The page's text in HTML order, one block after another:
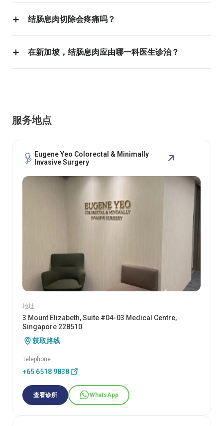
结肠息肉切除会疼痛吗？
在新加坡，结肠息肉应由哪一科医生诊治？
服务地点
Eugene Yeo Colorectal & Minimally
Invasive Surgery
地址
3 Mount Elizabeth, Suite #04-03 Medical Centre,
Singapore 228510
获取路线
Telephone
+65 6518 9838
查看诊所 WhatsApp